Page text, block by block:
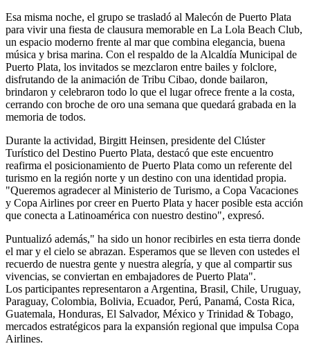
Esa misma noche, el grupo se trasladó al Malecón de Puerto Plata
para vivir una fiesta de clausura memorable en La Lola Beach Club,
un espacio moderno frente al mar que combina elegancia, buena
música y brisa marina. Con el respaldo de la Alcaldía Municipal de
Puerto Plata, los invitados se mezclaron entre bailes y folclore,
disfrutando de la animación de Tribu Cibao, donde bailaron,
brindaron y celebraron todo lo que el lugar ofrece frente a la costa,
cerrando con broche de oro una semana que quedará grabada en la
memoria de todos.
Durante la actividad, Birgitt Heinsen, presidente del Clúster
Turístico del Destino Puerto Plata, destacó que este encuentro
reafirma el posicionamiento de Puerto Plata como un referente del
turismo en la región norte y un destino con una identidad propia.
"Queremos agradecer al Ministerio de Turismo, a Copa Vacaciones
y Copa Airlines por creer en Puerto Plata y hacer posible esta acción
que conecta a Latinoamérica con nuestro destino", expresó.
Puntualizó además," ha sido un honor recibirles en esta tierra donde
el mar y el cielo se abrazan. Esperamos que se lleven con ustedes el
recuerdo de nuestra gente y nuestra alegría, y que al compartir sus
vivencias, se conviertan en embajadores de Puerto Plata".
Los participantes representaron a Argentina, Brasil, Chile, Uruguay,
Paraguay, Colombia, Bolivia, Ecuador, Perú, Panamá, Costa Rica,
Guatemala, Honduras, El Salvador, México y Trinidad & Tobago,
mercados estratégicos para la expansión regional que impulsa Copa
Airlines.